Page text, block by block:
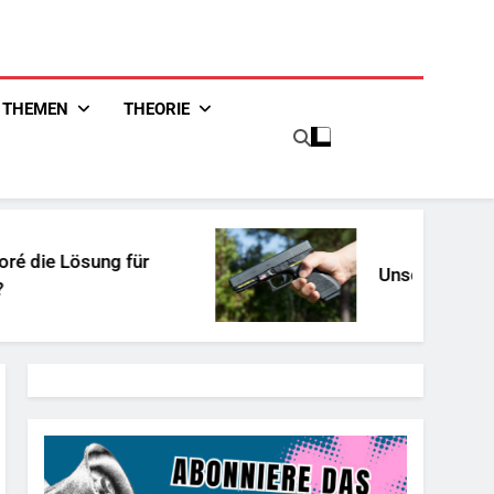
THEMEN THEORIE
für
Unschuldiges